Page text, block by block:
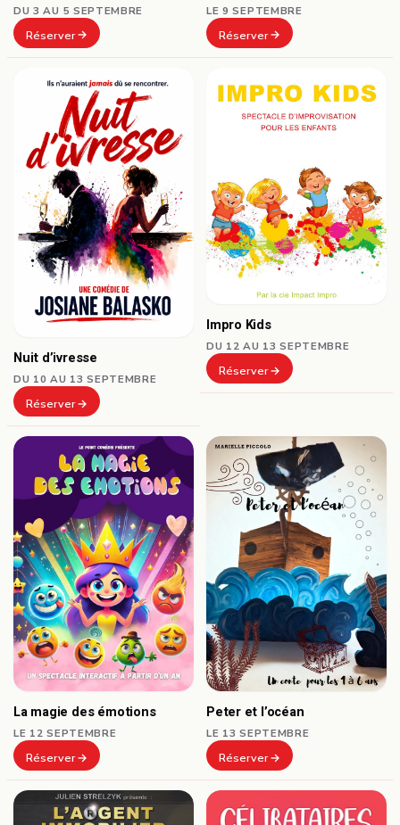
DU 3 AU 5 SEPTEMBRE
Réserver
LE 9 SEPTEMBRE
Réserver
Nuit d’ivresse
DU 10 AU 13 SEPTEMBRE
Réserver
Impro Kids
DU 12 AU 13 SEPTEMBRE
Réserver
La magie des émotions
LE 12 SEPTEMBRE
Réserver
Peter et l’océan
LE 13 SEPTEMBRE
Réserver